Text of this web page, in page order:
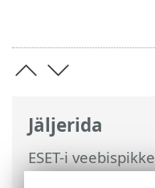
Jäljerida
ESET-i
Security>Toote